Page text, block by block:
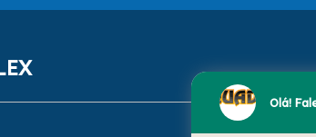
Olá!